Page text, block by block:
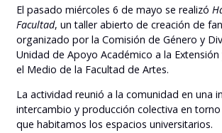
El pasado miércoles 6 de mayo se realizó
Facultad, un taller abierto de creación de
organizado por la Comisión de Género y
Unidad de Apoyo Académico a la
el Medio de la Facultad de Artes.
La actividad reunió a la comunidad en una
intercambio y producción colectiva en
que habitamos los espacios universitarios.